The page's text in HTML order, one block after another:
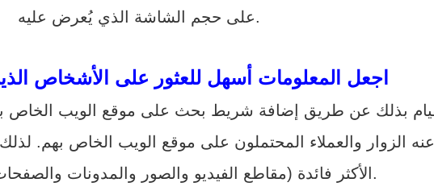
على حجم الشاشة الذي يُعرض عليه.
اجعل المعلومات أسهل للعثور على الأشخاص
بذلك عن طريق إضافة شريط بحث على موقع الويب الخاص
الزوار والعملاء المحتملون على موقع الويب الخاص بهم.
الأكثر فائدة (مقاطع الفيديو والصور والمدونات والصفحات وما إلى ذلك).